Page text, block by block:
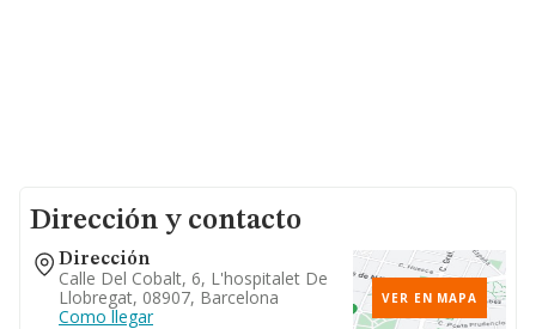
Dirección y contacto
Dirección
Calle Del Cobalt, 6, L'hospitalet De
Llobregat, 08907, Barcelona
Como llegar
VER EN MAPA